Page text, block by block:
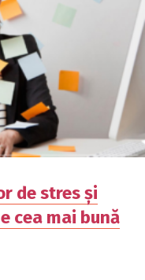
de stres și
cea mai bună